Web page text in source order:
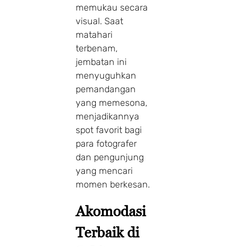
memukau secara
visual. Saat
matahari
terbenam,
jembatan ini
menyuguhkan
pemandangan
yang memesona,
menjadikannya
spot favorit bagi
para fotografer
dan pengunjung
yang mencari
momen berkesan.
Akomodasi
Terbaik di